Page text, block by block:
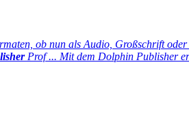
ob nun als Audio, Großschrift
Prof ... Mit dem Dolphin Publisher